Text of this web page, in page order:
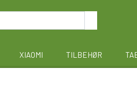
XIAOMI TILBEHØR